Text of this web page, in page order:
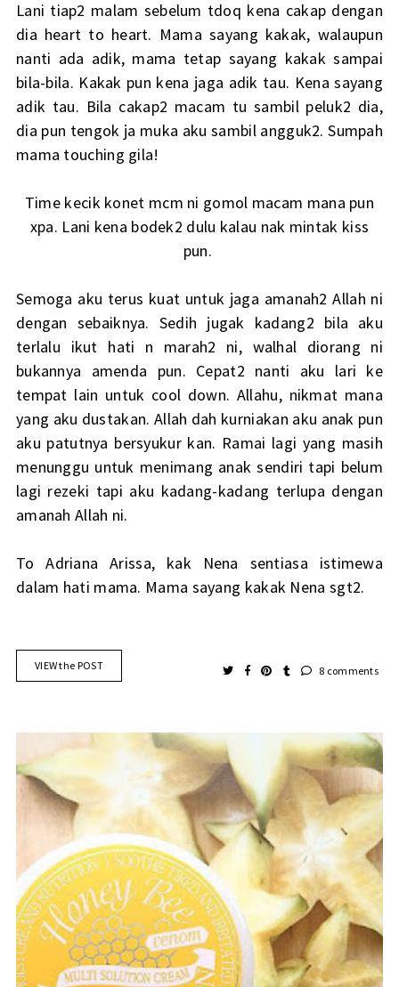
Lani tiap2 malam sebelum tdoq kena cakap dengan
dia heart to heart. Mama sayang kakak, walaupun
nanti ada adik, mama tetap sayang kakak sampai
bila-bila. Kakak pun kena jaga adik tau. Kena sayang
adik tau. Bila cakap2 macam tu sambil peluk2 dia,
dia pun tengok ja muka aku sambil angguk2. Sumpah
mama touching gila!
Time kecik konet mcm ni gomol macam mana pun
xpa. Lani kena bodek2 dulu kalau nak mintak kiss
pun.
Semoga aku terus kuat untuk jaga amanah2 Allah ni
dengan sebaiknya. Sedih jugak kadang2 bila aku
terlalu ikut hati n marah2 ni, walhal diorang ni
bukannya amenda pun. Cepat2 nanti aku lari ke
tempat lain untuk cool down. Allahu, nikmat mana
yang aku dustakan. Allah dah kurniakan aku anak pun
aku patutnya bersyukur kan. Ramai lagi yang masih
menunggu untuk menimang anak sendiri tapi belum
lagi rezeki tapi aku kadang-kadang terlupa dengan
amanah Allah ni.
To Adriana Arissa, kak Nena sentiasa istimewa
dalam hati mama. Mama sayang kakak Nena sgt2.
VIEW the POST 8 comments